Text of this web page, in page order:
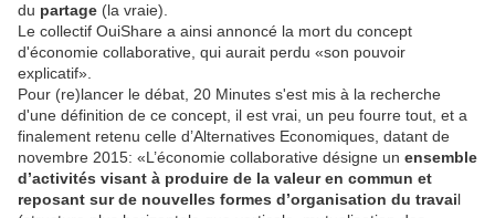
du partage (la vraie).
Le collectif OuiShare a ainsi annoncé la mort du concept
d'économie collaborative, qui aurait perdu «son pouvoir
explicatif».
Pour (re)lancer le débat, 20 Minutes s'est mis à la recherche
d'une définition de ce concept, il est vrai, un peu fourre tout, et a
finalement retenu celle d’Alternatives Economiques, datant de
novembre 2015: «L’économie collaborative désigne un ensemble
d’activités visant à produire de la valeur en commun et
reposant sur de nouvelles formes d’organisation du travail